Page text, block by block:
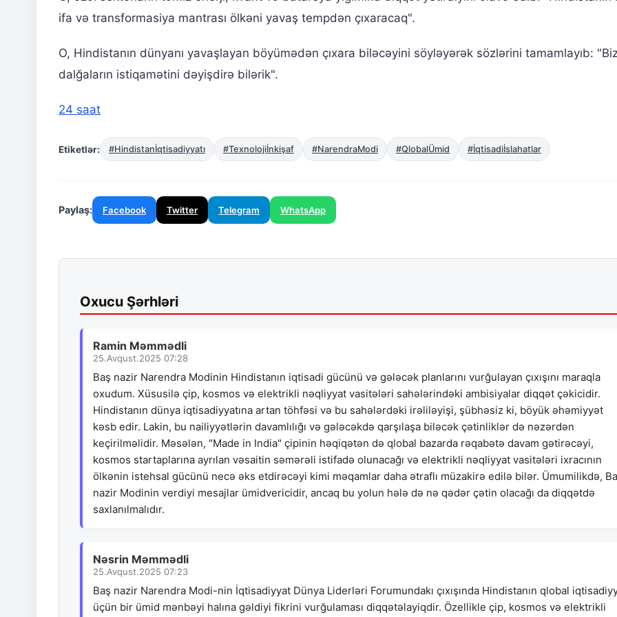
ifa və transformasiya mantrası ölkəni yavaş tempdən çıxaracaq".
O, Hindistanın dünyanı yavaşlayan böyümədən çıxara biləcəyini söyləyərək sözlərini tamamlayıb:
dalğaların istiqamətini dəyişdirə bilərik".
24 saat
Etiketlər: #Hindistanİqtisadiyyatı #Texnolojiİnkişaf #NarendraModi #QlobalÜmid #İqtisadiİslahatlar
Paylaş: Facebook Twitter Telegram WhatsApp
Oxucu Şərhləri
Ramin Məmmədli
25.Avqust.2025 07:28
Baş nazir Narendra Modinin Hindistanın iqtisadi gücünü və gələcək planlarını vurğulayan çıxışını maraqla
oxudum. Xüsusilə çip, kosmos və elektrikli nəqliyyat vasitələri sahələrindəki ambisiyalar diqqət çəkicidir.
Hindistanın dünya iqtisadiyyatına artan töhfəsi və bu sahələrdəki irəliləyişi, şübhəsiz ki, böyük əhəmiyyət
kəsb edir. Lakin, bu nailiyyətlərin davamlılığı və gələcəkdə qarşılaşa biləcək çətinliklər də nəzərdən
keçirilməlidir. Məsələn, "Made in India" çipinin həqiqətən də qlobal bazarda rəqabətə davam gətirəcəyi,
kosmos startaplarına ayrılan vəsaitin səmərəli istifadə olunacağı və elektrikli nəqliyyat vasitələri ixracının
ölkənin istehsal gücünü necə əks etdirəcəyi kimi məqamlar daha ətraflı müzakirə edilə bilər. Ümumilikdə,
nazir Modinin verdiyi mesajlar ümidvericidir, ancaq bu yolun hələ də nə qədər çətin olacağı da diqqətdə
saxlanılmalıdır.
Nəsrin Məmmədli
25.Avqust.2025 07:23
Baş nazir Narendra Modi-nin İqtisadiyyat Dünya Liderləri Forumundakı çıxışında Hindistanın qlobal
üçün bir ümid mənbəyi halına gəldiyi fikrini vurğulaması diqqətəlayiqdir. Özellikle çip, kosmos və elektrikli